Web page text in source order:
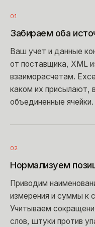
01
Забираем оба
Ваш учет и данные
от поставщика, XML
взаиморасчетам.
каком их присылают,
объединенные ячейки.
02
Нормализуем
Приводим
измерения и суммы к
Учитываем
слов, штуки против